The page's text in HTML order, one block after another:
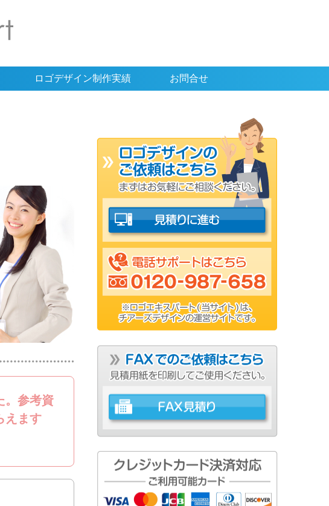
ロゴデザイン制作実績 お問合せ
。参考資
えます